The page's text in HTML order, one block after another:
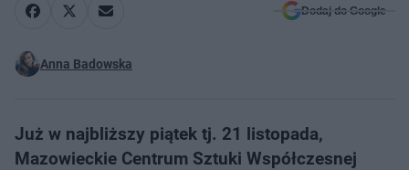
Dodaj do Google
Anna Badowska
Już w najbliższy piątek tj. 21 listopada,
Mazowieckie Centrum Sztuki Współczesnej